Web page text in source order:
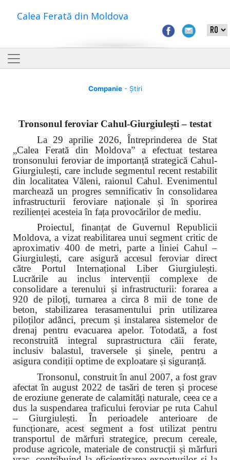
Calea Ferată din Moldova
Companie- Știri
Tronsonul feroviar Cahul-Giurgiulești – testat
La 29 aprilie 2026, Întreprinderea de Stat
„Calea Ferată din Moldova” a efectuat testarea
tronsonului feroviar de importanță strategică Cahul-
Giurgiulești, care include segmentul recent restabilit
din localitatea Văleni, raionul Cahul. Evenimentul
marchează un progres semnificativ în consolidarea
infrastructurii feroviare naționale și în sporirea
rezilienței acesteia în fața provocărilor de mediu.
Proiectul, finanțat de Guvernul Republicii
Moldova, a vizat reabilitarea unui segment critic de
aproximativ 400 de metri, parte a liniei Cahul –
Giurgiulești, care asigură accesul feroviar direct
către Portul Internațional Liber Giurgiulești.
Lucrările au inclus intervenții complexe de
consolidare a terenului și infrastructurii: forarea a
920 de piloți, turnarea a circa 8 mii de tone de
beton, stabilizarea terasamentului prin utilizarea
piloților adânci, precum și instalarea sistemelor de
drenaj pentru evacuarea apelor. Totodată, a fost
reconstruită integral suprastructura căii ferate,
inclusiv balastul, traversele și șinele, pentru a
asigura condiții optime de exploatare și siguranță.
Tronsonul, construit în anul 2007, a fost grav
afectat în august 2022 de tasări de teren și procese
de eroziune generate de calamități naturale, ceea ce a
dus la suspendarea traficului feroviar pe ruta Cahul
– Giurgiulești. În perioadele anterioare de
funcționare, acest segment a fost utilizat pentru
transportul de mărfuri strategice, precum cereale,
produse agricole, materiale de construcții și mărfuri